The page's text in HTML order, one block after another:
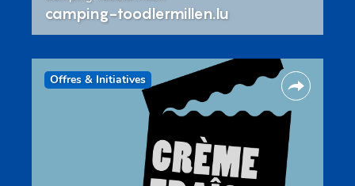
camping-toodlermillen.lu
Offres & Initiatives